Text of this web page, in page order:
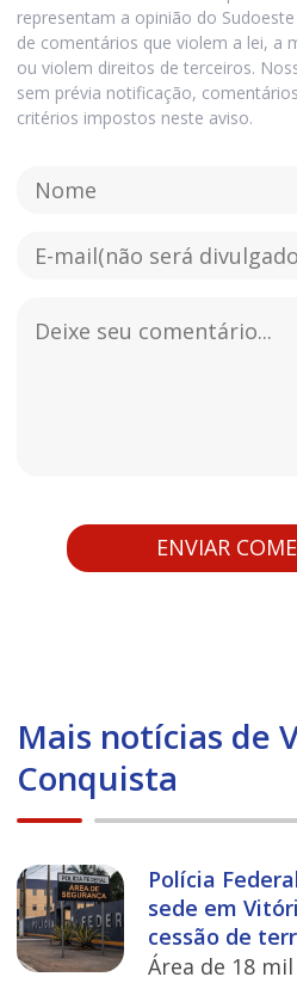
representam a opinião do
de comentários que violem a lei, a
ou violem direitos de terceiros.
sem prévia notificação,
critérios impostos neste aviso.
Mais notícias de
Conquista
Polícia
sede em
cessão de
Área de 18